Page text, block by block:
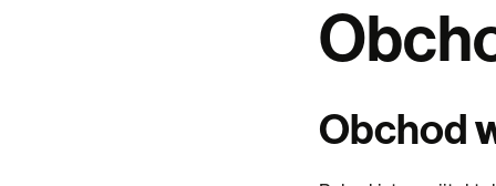
Obchod